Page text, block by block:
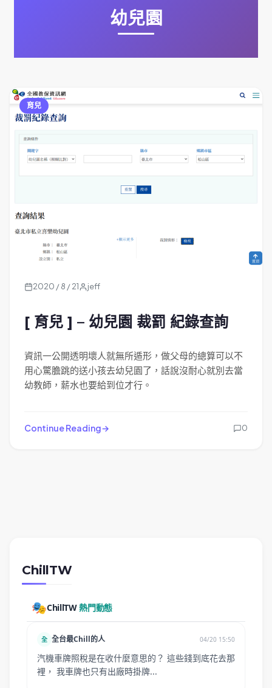
幼兒園
育兒
2020 / 8 / 21 jeff
[ 育兒 ] – 幼兒園 裁罰 紀錄查詢
資訊一公開透明壞人就無所遁形，做父母的總算可以不
用心驚膽跳的送小孩去幼兒園了，話說沒耐心就別去當
幼教師，薪水也要給到位才行。
Continue Reading 0
ChillTW